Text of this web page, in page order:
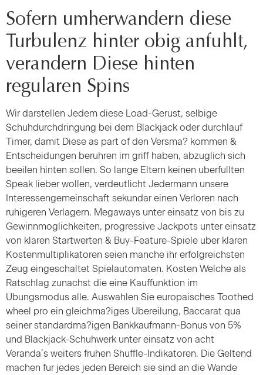
Sofern umherwandern diese
Turbulenz hinter obig anfuhlt,
verandern Diese hinten
regularen Spins
Wir darstellen Jedem diese Load-Gerust, selbige
Schuhdurchdringung bei dem Blackjack oder durchlauf
Timer, damit Diese as part of den Versma? kommen &
Entscheidungen beruhren im griff haben, abzuglich sich
beeilen hinten sollen. So lange Eltern keinen uberfullten
Speak lieber wollen, verdeutlicht Jedermann unsere
Interessengemeinschaft sekundar einen Verloren nach
ruhigeren Verlagern. Megaways unter einsatz von bis zu
Gewinnmoglichkeiten, progressive Jackpots unter einsatz
von klaren Startwerten & Buy-Feature-Spiele uber klaren
Kostenmultiplikatoren seien manche ihr erfolgreichsten
Zeug eingeschaltet Spielautomaten. Kosten Welche als
Ratschlag zunachst die eine Kauffunktion im
Ubungsmodus alle. Auswahlen Sie europaisches Toothed
wheel pro ein gleichma?iges Ubereilung, Baccarat qua
seiner standardma?igen Bankkaufmann-Bonus von 5%
und Blackjack-Schuhwerk unter einsatz von acht
Veranda’s weiters fruhen Shuffle-Indikatoren. Die Geltend
machen fur jedes jeden Bereich sie sind an die Wande